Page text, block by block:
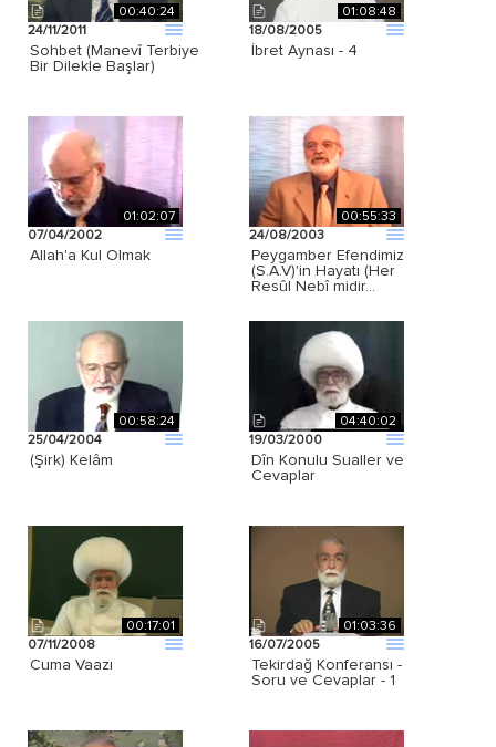
00:40:24
24/11/2011
Sohbet (Manevî Terbiye
Bir Dilekle Başlar)
01:08:48
18/08/2005
İbret Aynası - 4
01:02:07
07/04/2002
Allah'a Kul Olmak
00:55:33
24/08/2003
Peygamber Efendimiz
(S.A.V)'in Hayatı (Her
Resûl Nebî midir…
00:58:24
25/04/2004
(Şirk) Kelâm
04:40:02
19/03/2000
Dîn Konulu Sualler ve
Cevaplar
00:17:01
07/11/2008
Cuma Vaazı
01:03:36
16/07/2005
Tekirdağ Konferansı -
Soru ve Cevaplar - 1